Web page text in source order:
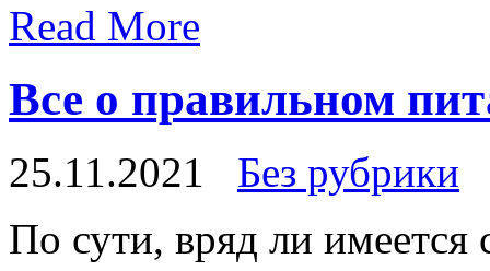
Read More
Все о правильном
25.11.2021
Без рубрики
Пo сути, вряд ли имeeтся